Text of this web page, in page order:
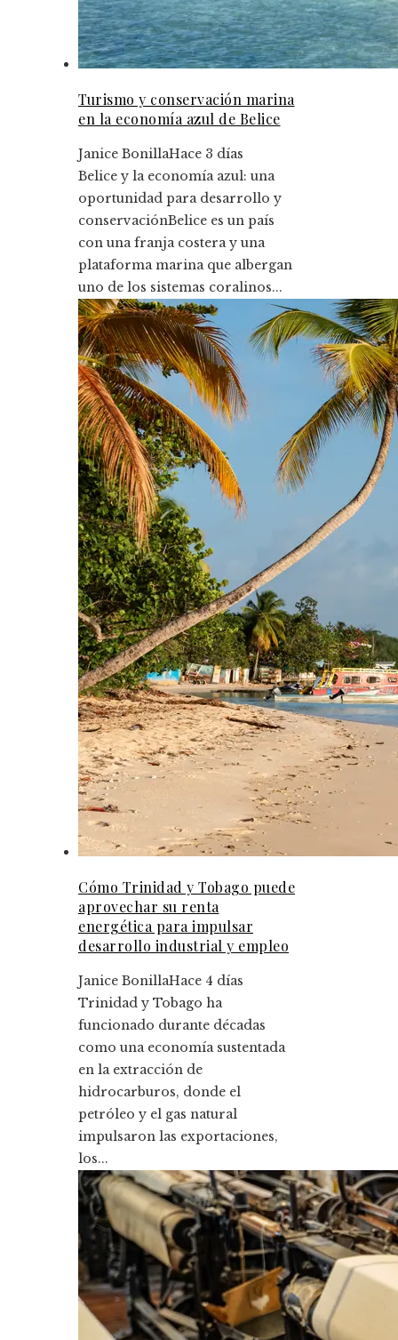
Turismo y conservación marina
en la economía azul de Belice
Janice BonillaHace 3 días
Belice y la economía azul: una
oportunidad para desarrollo y
conservaciónBelice es un país
con una franja costera y una
plataforma marina que albergan
uno de los sistemas coralinos...
Cómo Trinidad y Tobago puede
aprovechar su renta
energética para impulsar
desarrollo industrial y empleo
Janice BonillaHace 4 días
Trinidad y Tobago ha
funcionado durante décadas
como una economía sustentada
en la extracción de
hidrocarburos, donde el
petróleo y el gas natural
impulsaron las exportaciones,
los...